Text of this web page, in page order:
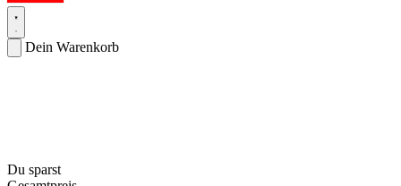
Dein Warenkorb
Du sparst